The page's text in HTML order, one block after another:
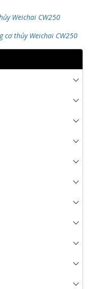
Weichai CW250
thủy Weichai CW250